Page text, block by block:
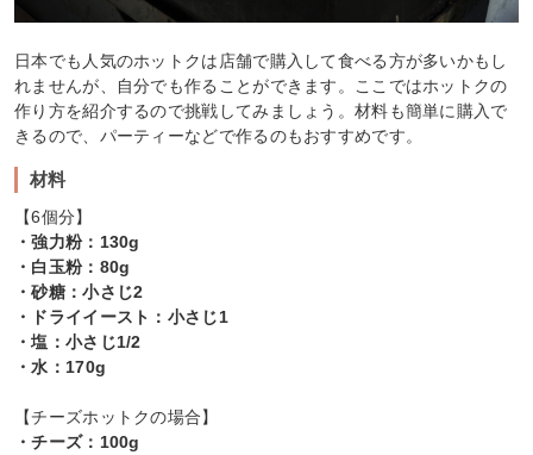
日本でも人気のホットクは店舗で購入して食べる方が多いかもし
れませんが、自分でも作ることができます。ここではホットクの
作り方を紹介するので挑戦してみましょう。材料も簡単に購入で
きるので、パーティーなどで作るのもおすすめです。
材料
【6個分】
・強力粉：130g
・白玉粉：80g
・砂糖：小さじ2
・ドライイースト：小さじ1
・塩：小さじ1/2
・水：170g
【チーズホットクの場合】
・チーズ：100g